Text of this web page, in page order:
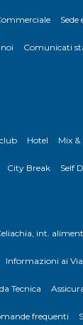
Comunicati
Hotel Mix &
City Break Self
int.
Informazioni ai
Tecnica
frequenti